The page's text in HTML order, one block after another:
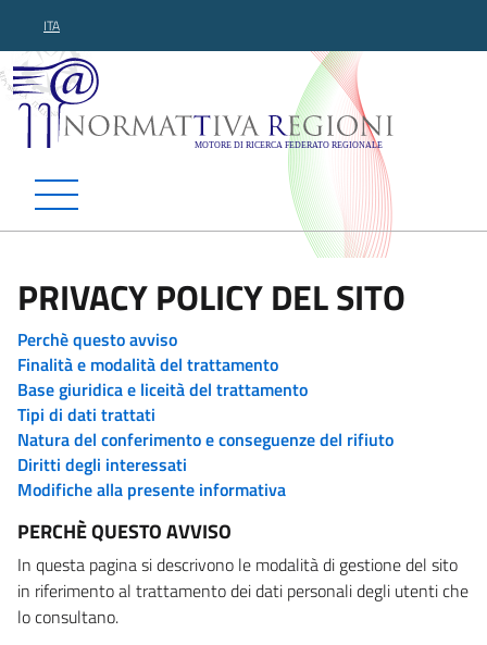
ITA
Normattiva Regioni -
PRIVACY POLICY DEL SITO
Perchè questo avviso
Finalità e modalità del trattamento
Base giuridica e liceità del trattamento
Tipi di dati trattati
Natura del conferimento e conseguenze del rifiuto
Diritti degli interessati
Modifiche alla presente informativa
PERCHÈ QUESTO AVVISO
In questa pagina si descrivono le modalità di gestione del sito
in riferimento al trattamento dei dati personali degli utenti che
lo consultano.